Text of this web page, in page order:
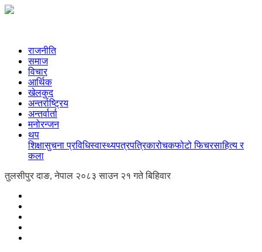
राजनीति
समाज
विचार
आर्थिक
खेलकुद
अन्तर्राष्ट्रिय
अन्तर्वार्ता
मनोरन्जन
थप
शिक्षासुचना प्रविधिस्वास्थ्यपत्रपत्रिकारोचकफोटो फिचरसाहित्य र
कला
तुलसीपुर दाङ, नेपाल २०८३ साउन २१ गते बिहिवार